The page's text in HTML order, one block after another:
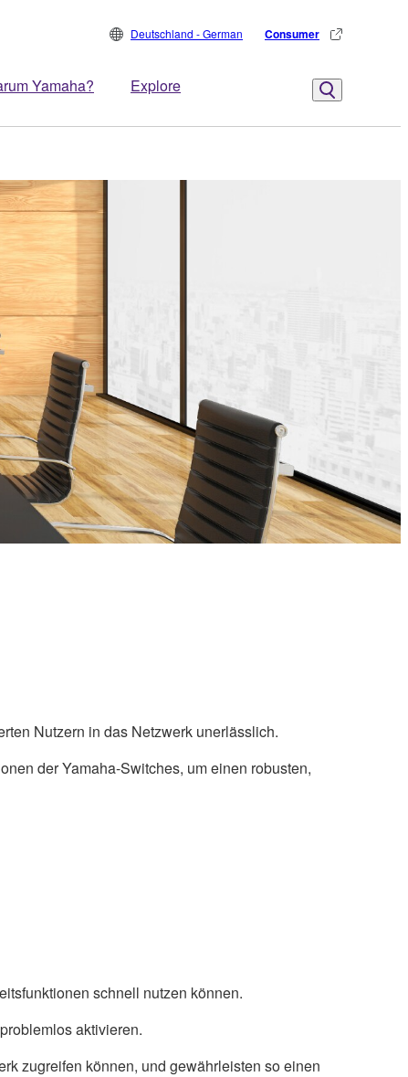
Yamaha? Explore
Deutschland - German Consumer
Nutzern in das Netzwerk unerlässlich.
der Yamaha-Switches, um einen robusten,
schnell nutzen können.
aktivieren.
zugreifen können, und gewährleisten so einen